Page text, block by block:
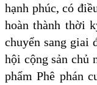
hạnh phúc, có
hoàn thành thời
chuyển sang giai
hội cộng sản chủ
phẩm Phê phán